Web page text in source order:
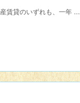
賃貸のいずれも、一年 ...